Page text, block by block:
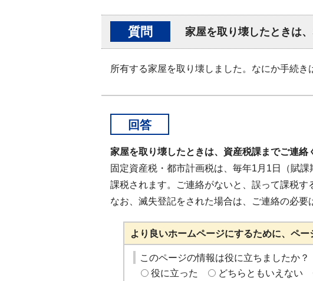
質問 家屋を取り壊したときは
所有する家屋を取り壊しました。なにか手続き
回答
家屋を取り壊したときは、資産税課までご連絡
固定資産税・都市計画税は、毎年1月1日（賦
課税されます。ご連絡がないと、誤って課税す
なお、滅失登記をされた場合は、ご連絡の必要
より良いホームページにするために、ペー
このページの情報は役に立ちましたか？
役に立った
どちらともいえない